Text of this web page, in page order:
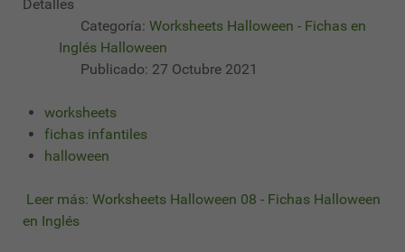
Detalles
Categoría: Worksheets Halloween - Fichas en
Inglés Halloween
Publicado: 27 Octubre 2021
worksheets
fichas infantiles
halloween
Leer más: Worksheets Halloween 08 - Fichas Halloween
en Inglés